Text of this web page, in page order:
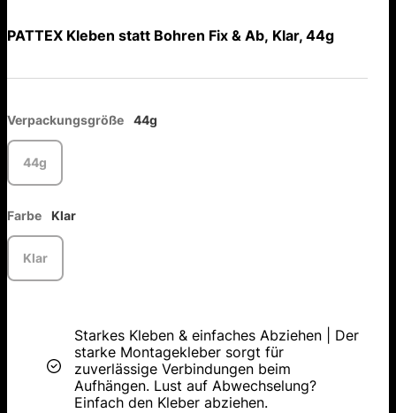
PATTEX Kleben statt Bohren Fix & Ab, Klar, 44g
Verpackungsgröße 44g
44g
Farbe Klar
Klar
Starkes Kleben & einfaches Abziehen | Der
starke Montagekleber sorgt für
zuverlässige Verbindungen beim
Aufhängen. Lust auf Abwechselung?
Einfach den Kleber abziehen.